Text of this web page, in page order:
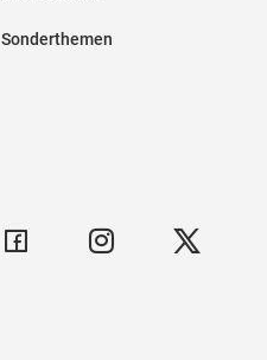
Sonderthemen